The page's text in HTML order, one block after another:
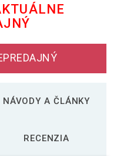
NÁVODY A ČLÁNKY
RECENZIA